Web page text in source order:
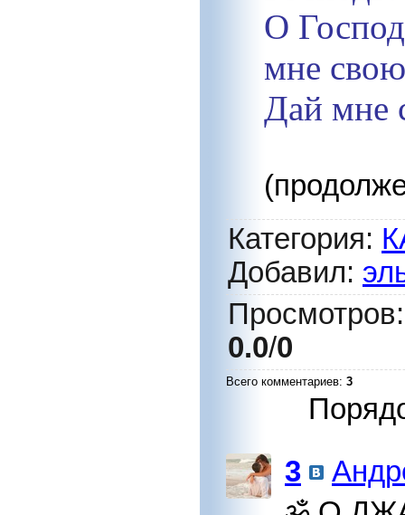
О
мне
Дай мне
Категория:
Добавил:
Просмотров
0.0/0
Всего комментариев: 3
3